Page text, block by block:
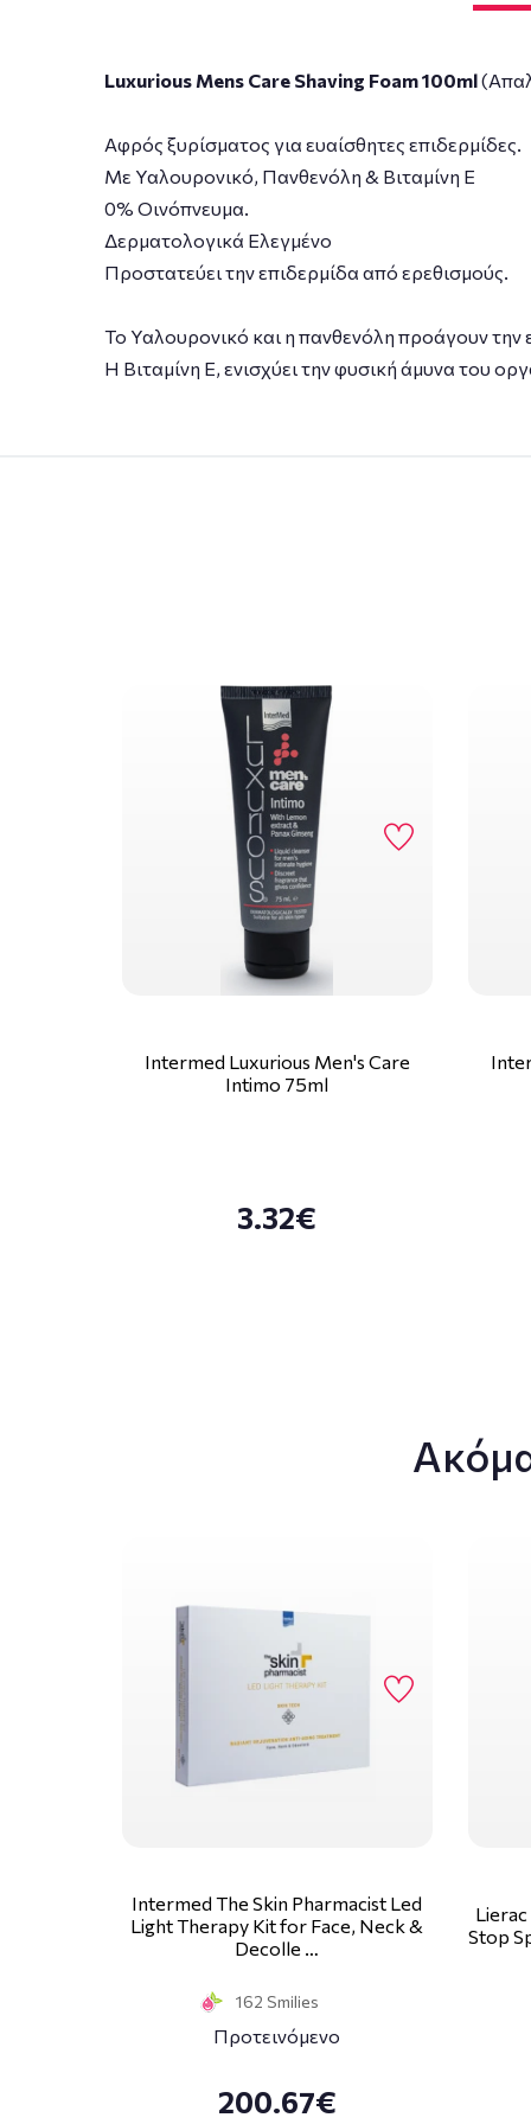
Luxurious Mens Care Shaving Foam 100ml
Αφρός ξυρίσματος για ευαίσθητες επιδερμίδες.
Με Υαλουρονικό, Πανθενόλη & Βιταμίνη Ε
0% Οινόπνευμα.
Δερματολογικά Ελεγμένο
Προστατεύει την επιδερμίδα από ερεθισμούς.
Το Υαλουρονικό και η πανθενόλη προάγουν την
Η Βιταμίνη Ε, ενισχύει την φυσική άμυνα του
Intermed Luxurious Men's Care
Intimo 75ml
3.32€
Intermed The Skin Pharmacist Led
Light Therapy Kit for Face, Neck &
Decolle …
162 Smilies
Προτεινόμενο
200.67€
Stop